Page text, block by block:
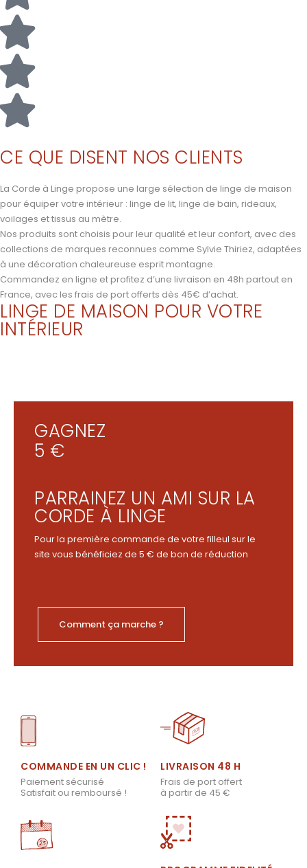
CE QUE DISENT NOS CLIENTS
La Corde à Linge propose une large sélection de linge de maison
pour équiper votre intérieur : linge de lit, linge de bain, rideaux,
voilages et tissus au mètre.
Nos produits sont choisis pour leur qualité et leur confort, avec des
collections de marques reconnues comme Sylvie Thiriez, adaptées
à une décoration chaleureuse esprit montagne.
Commandez en ligne et profitez d’une livraison en 48h partout en
France, avec les frais de port offerts dès 45€ d’achat.
LINGE DE MAISON POUR VOTRE
INTÉRIEUR
GAGNEZ
5 €
PARRAINEZ UN AMI SUR LA
CORDE À LINGE
Pour la première commande de votre filleul sur le
site vous bénéficiez de 5 € de bon de réduction
Comment ça marche ?
COMMANDE EN UN CLIC !
Paiement sécurisé
Satisfait ou remboursé !
LIVRAISON 48 H
Frais de port offert
à partir de 45 €